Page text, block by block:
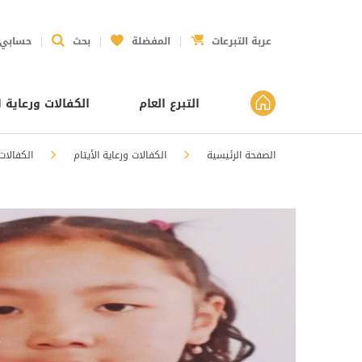
حسابي بحث المفضلة عربة التبرعات
التبرع العام الكفالات ورعاية
الصفحة الرئيسية الكفالات ورعاية الأيتام